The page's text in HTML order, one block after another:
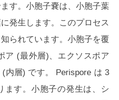
す。小胞子嚢は、小胞子葉
発生します。このプロセス
られています。小胞子を覆
ア (最外層)、エクソスポア
内層) です。 Perispore は 3
ます。小胞子の発生は、シ